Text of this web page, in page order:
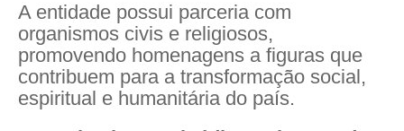
A entidade possui parceria com
organismos civis e religiosos,
promovendo homenagens a figuras que
contribuem para a transformação social,
espiritual e humanitária do país.